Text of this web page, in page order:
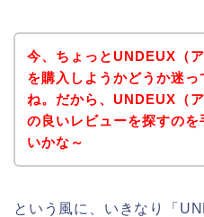
今、ちょっとUNDEUX（
を購入しようかどうか迷っ
ね。だから、UNDEUX（
の良いレビューを探すのを
いかな～
という風に、いきなり「